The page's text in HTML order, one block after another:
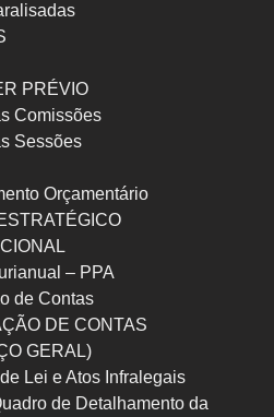
PRÉVIO
Comissões
Sessões
Orçamentário
– PPA
de Contas
DE CONTAS
GERAL)
Lei e Atos Infralegais
de Detalhamento da